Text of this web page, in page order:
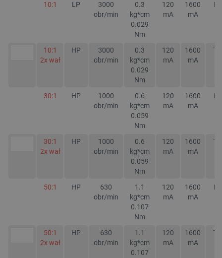
10:1 LP
3000
obr/min
0.3
kg*cm
0.029
Nm
120
mA
1600
mA
10:1
2x wał
HP
3000
obr/min
0.3
kg*cm
0.029
Nm
120
mA
1600
mA
30:1 HP
1000
obr/min
0.6
kg*cm
0.059
Nm
120
mA
1600
mA
30:1
2x wał
HP
1000
obr/min
0.6
kg*cm
0.059
Nm
120
mA
1600
mA
50:1 HP
630
obr/min
1.1
kg*cm
0.107
Nm
120
mA
1600
mA
50:1
2x wał
HP
630
obr/min
1.1
kg*cm
0.107
120
mA
1600
mA